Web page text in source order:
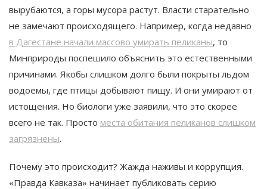
вырубаются, а горы мусора растут. Власти старательно
не замечают происходящего. Например, когда недавно
в Дагестане начали массово умирать пеликаны, то
Минприроды поспешило объяснить это естественными
причинами. Якобы слишком долго были покрыты льдом
водоемы, где птицы добывают пищу. И они умирают от
истощения. Но биологи уже заявили, что это скорее
всего не так. Просто места обитания пеликанов слишком
загрязнены.
Почему это происходит? Жажда наживы и коррупция.
«Правда Кавказа» начинает публиковать серию